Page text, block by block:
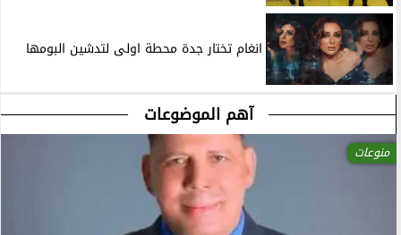
انغام تختار جدة محطة اولى لتدشين البومها
آهم الموضوعات
منوعات